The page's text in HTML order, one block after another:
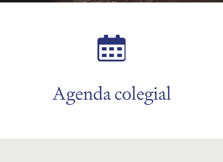
Agenda colegial